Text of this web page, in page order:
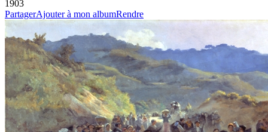
1903
PartagerAjouter à mon albumRendre